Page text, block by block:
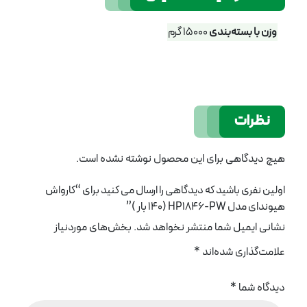
وزن با بسته‌بندی15000 گرم
نظرات
هیچ دیدگاهی برای این محصول نوشته نشده است.
اولین نفری باشید که دیدگاهی را ارسال می کنید برای “کارواش
هیوندای مدل HP1846-PW (140 بار )”
نشانی ایمیل شما منتشر نخواهد شد. بخش‌های موردنیاز
علامت‌گذاری شده‌اند *
دیدگاه شما *